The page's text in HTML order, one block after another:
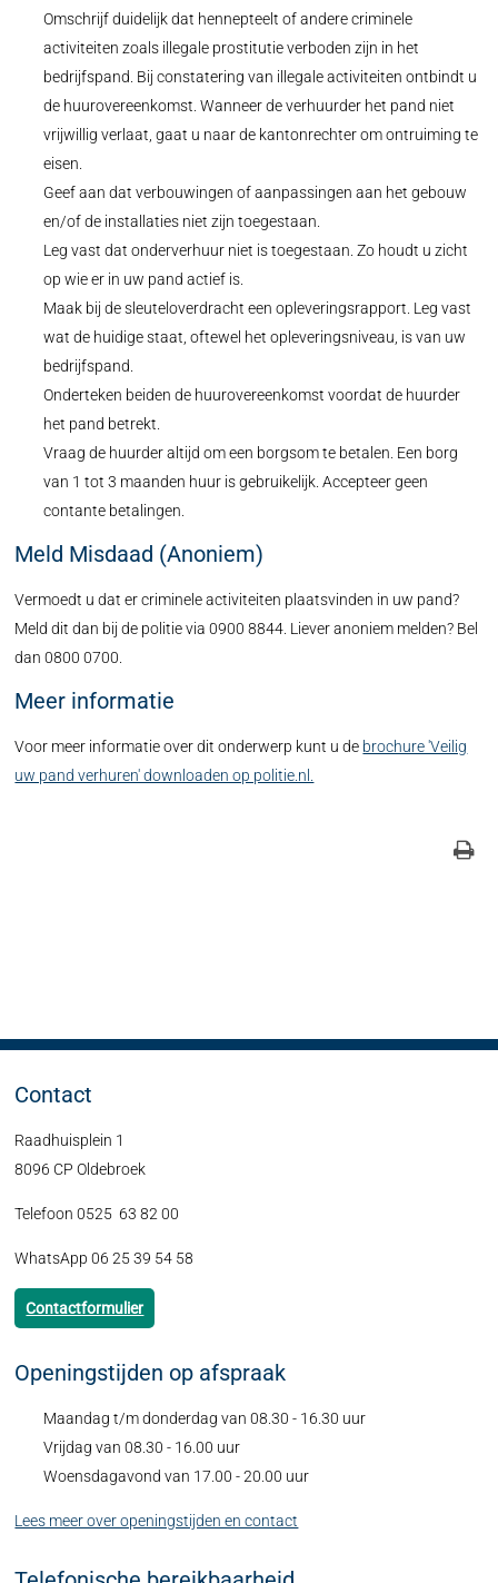
Omschrijf duidelijk dat hennepteelt of andere criminele
activiteiten zoals illegale prostitutie verboden zijn in het
bedrijfspand. Bij constatering van illegale activiteiten ontbindt u
de huurovereenkomst. Wanneer de verhuurder het pand niet
vrijwillig verlaat, gaat u naar de kantonrechter om ontruiming te
eisen.
Geef aan dat verbouwingen of aanpassingen aan het gebouw
en/of de installaties niet zijn toegestaan.
Leg vast dat onderverhuur niet is toegestaan. Zo houdt u zicht
op wie er in uw pand actief is.
Maak bij de sleuteloverdracht een opleveringsrapport. Leg vast
wat de huidige staat, oftewel het opleveringsniveau, is van uw
bedrijfspand.
Onderteken beiden de huurovereenkomst voordat de huurder
het pand betrekt.
Vraag de huurder altijd om een borgsom te betalen. Een borg
van 1 tot 3 maanden huur is gebruikelijk. Accepteer geen
contante betalingen.
Meld Misdaad (Anoniem)
Vermoedt u dat er criminele activiteiten plaatsvinden in uw pand?
Meld dit dan bij de politie via 0900 8844. Liever anoniem melden? Bel
dan 0800 0700.
Meer informatie
Voor meer informatie over dit onderwerp kunt u de brochure 'Veilig
uw pand verhuren' downloaden op politie.nl.
Contact
Raadhuisplein 1
8096 CP Oldebroek
Telefoon 0525 63 82 00
WhatsApp 06 25 39 54 58
Contactformulier
Openingstijden op afspraak
Maandag t/m donderdag van 08.30 - 16.30 uur
Vrijdag van 08.30 - 16.00 uur
Woensdagavond van 17.00 - 20.00 uur
Lees meer over openingstijden en contact